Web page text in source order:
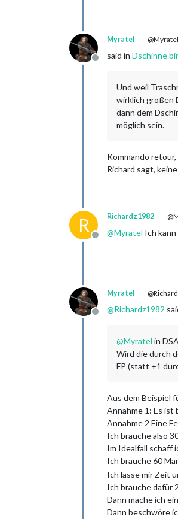
Offline
Myratel @Myratel
said in Dschinne
Und weil
wirklich großen
dann dem
möglich sein.
Kommando
Richard sagt,
R
Offline
Richardz1982
@Myratel Ich
Offline
Myratel
@Richardz1982
@Myratel in
Wird die durch
FP (statt +1
Aus dem Beispiel
Annahme 1: Es ist
Annahme 2 Eine
Ich brauche also
Im Idealfall schaff
Ich brauche 60
Ich lasse mir Zeit
Ich brauche dafür
Dann mache ich
Dann beschwöre